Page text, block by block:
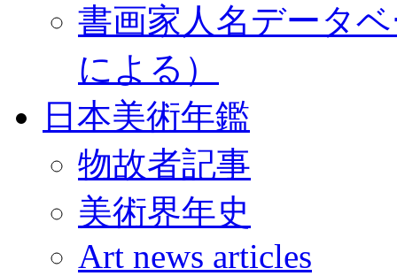
書画家人名データ
による）
日本美術年鑑
物故者記事
美術界年史
Art news articles